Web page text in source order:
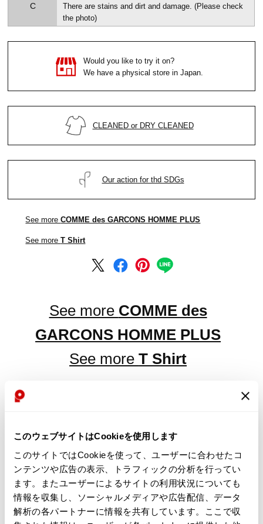
このウェブサイトはCookieを使用します
このサイトではCookieを使って、ユーザーに合わせたコ
ンテンツや広告の表示、トラフィックの分析を行ってい
ます。またユーザーによるサイトの利用状況についても
情報を収集し、ソーシャルメディアや広告配信、データ
解析の各パートナーに情報を共有しています。ここで収
C
There are stains and dirt and damage. (Please check
the photo)
Would you like to try it on?
We have a physical store in Japan.
CLEANED or DRY CLEANED
Our action for thd SDGs
See moreCOMME des GARCONS HOMME PLUS
See moreT Shirt
See more COMME des
GARCONS HOMME PLUS
See moreT Shirt
COMME des GARCONS
HOMME PLUS Hem